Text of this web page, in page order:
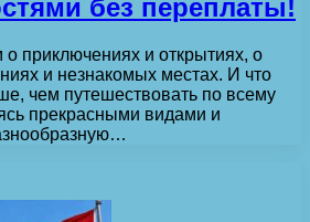
без переплаты!
приключениях и открытиях, о
и незнакомых местах. И что
чем путешествовать по всему
прекрасными видами и